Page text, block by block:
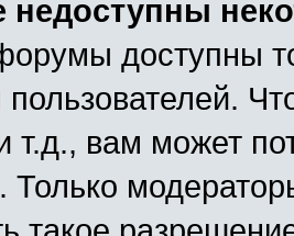
недоступны
доступны
т.д., вам может
Только